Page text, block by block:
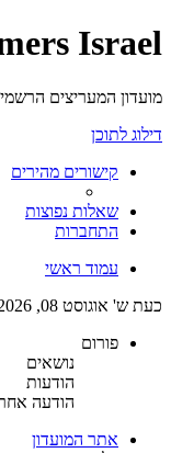
Israel
מועדון המעריצים
דילוג לתוכן
קישורים מהירים
שאלות נפוצות
התחברות
עמוד ראשי
כעת ש' אוגוסט 08, 2026 10:14 pm
פורום
נושאים
הודעות
הודעה
אתר המועדון